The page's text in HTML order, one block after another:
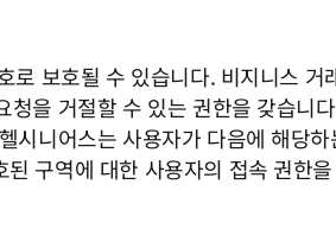
보호될 수 있습니다. 비지니스
을 거절할 수 있는 권한을 갖습니
시니어스는 사용자가 다음에 해당
구역에 대한 사용자의 접속 권한